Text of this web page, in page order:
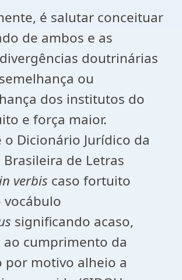
é salutar conceituar
de ambos e as
doutrinárias
ou
dos institutos do
e força maior.
Dicionário Jurídico da
de Letras
verbis caso fortuito
vocábulo
significando acaso,
cumprimento da
por motivo alheio a